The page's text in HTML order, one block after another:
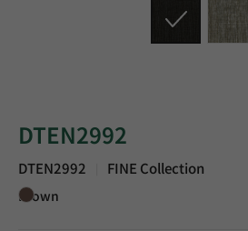
DTEN2992
DTEN2992 FINE Collection
Brown